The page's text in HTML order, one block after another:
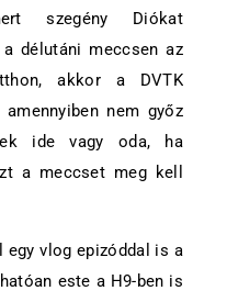
szegény Diókat
délutáni meccsen az
akkor a DVTK
nem győz
ide vagy oda, ha
a meccset meg kell
vlog epizóddal is a
este a H9-ben is